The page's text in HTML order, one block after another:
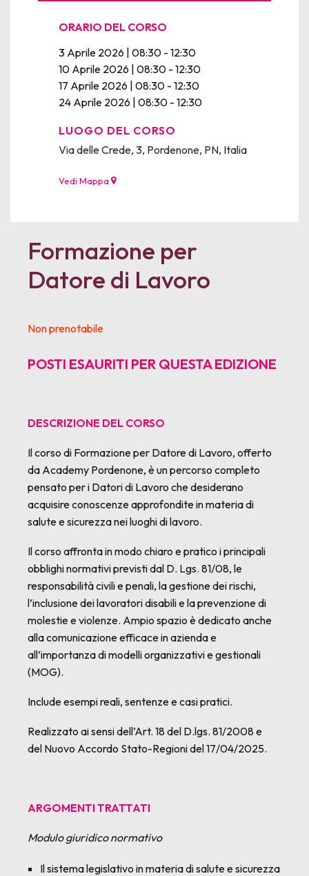
ORARIO DEL CORSO
3 Aprile 2026 | 08:30 - 12:30
10 Aprile 2026 | 08:30 - 12:30
17 Aprile 2026 | 08:30 - 12:30
24 Aprile 2026 | 08:30 - 12:30
LUOGO DEL CORSO
Via delle Crede, 3, Pordenone, PN, Italia
Vedi Mappa
Formazione per
Datore di Lavoro
Non prenotabile
POSTI ESAURITI PER QUESTA EDIZIONE
DESCRIZIONE DEL CORSO
Il corso di Formazione per Datore di Lavoro, offerto
da Academy Pordenone, è un percorso completo
pensato per i Datori di Lavoro che desiderano
acquisire conoscenze approfondite in materia di
salute e sicurezza nei luoghi di lavoro.
Il corso affronta in modo chiaro e pratico i principali
obblighi normativi previsti dal D. Lgs. 81/08, le
responsabilità civili e penali, la gestione dei rischi,
l’inclusione dei lavoratori disabili e la prevenzione di
molestie e violenze. Ampio spazio è dedicato anche
alla comunicazione efficace in azienda e
all’importanza di modelli organizzativi e gestionali
(MOG).
Include esempi reali, sentenze e casi pratici.
Realizzato ai sensi dell’Art. 18 del D.lgs. 81/2008 e
del Nuovo Accordo Stato-Regioni del 17/04/2025.
ARGOMENTI TRATTATI
Modulo giuridico normativo
Il sistema legislativo in materia di salute e sicurezza